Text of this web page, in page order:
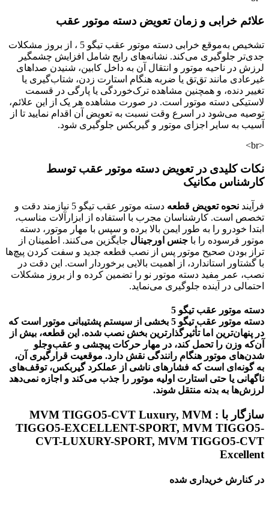
علائم خرابی و زمان تعویض دسته موتور عقب
تشخیص به‌موقع خرابی دسته موتور عقب تیگو 5 ، از بروز مشکلات
جدی‌تر جلوگیری می‌کند. نشانه‌های رایج شامل افزایش چشمگیر
لرزش در ناحیه موتور و انتقال آن به داخل کابین، شنیدن صداهای
غیرعادی مانند تق‌تق یا ضربه هنگام استارت زدن، شتاب‌گیری یا
تغییر دنده، و همچنین مشاهده ترک‌خوردگی یا پارگی در قسمت
لاستیکی دسته موتور است. در صورت مشاهده هر یک از این علائم،
توصیه می‌شود در اسرع وقت نسبت به تعویض آن اقدام نمایید تا از
آسیب به سایر اجزای موتور و گیربکس جلوگیری شود.
<br>
نکات کلیدی در تعویض دسته موتور عقب توسط
کارشناس مکانیک
فرآیند نحوه تعویض قطعه
دسته موتور عقب تیگو 5 نیازمند دقت و
تخصص است. کارشناسان مجرب با استفاده از ابزارآلات مناسب،
ابتدا خودرو را به طور ایمن بالا برده و سپس با مهار موتور، دسته
موتور فرسوده را با جنس اورجینال جایگزین می‌کنند. اطمینان از
تراز بودن صحیح موتور پس از نصب قطعه جدید و سفت کردن پیچ‌ها
با گشتاور استاندارد، از اهمیت بالایی برخوردار است. این دقت در
نصب، عمر مفید دسته موتور نو را تضمین کرده و از بروز مشکلات
احتمالی در آینده جلوگیری می‌نماید.
دسته موتور عقب تیگو 5
دسته موتور عقب تیگو 5 بخشی از سیستم پشتیبانی موتور است که
در پنهان‌ترین اما تأثیرگذارترین بخش نصب شده. این قطعه، بیش از
آن‌که وزن را تحمل کند، در مهار حرکات پیچشی و عقب‌وجلو
شدن‌های موتور هنگام رانندگی نقش دارد. موقعیت قرارگیری آن،
به گونه‌ای است که فشارهای ناشی از عملکرد گیربکس، توقف‌های
ناگهانی یا حتی استارت اولیه موتور را جذب می‌کند و اجازه نمی‌دهد
لرزش‌ها به بدنه منتقل شوند.
سازگار با : MVM TIGGO5-CVT Luxury, MVM
TIGGO5-EXCELLENT-SPORT, MVM TIGGO5-
CVT-LUXURY-SPORT, MVM TIGGO5-CVT
Excellent
در کنارش خریداری شده